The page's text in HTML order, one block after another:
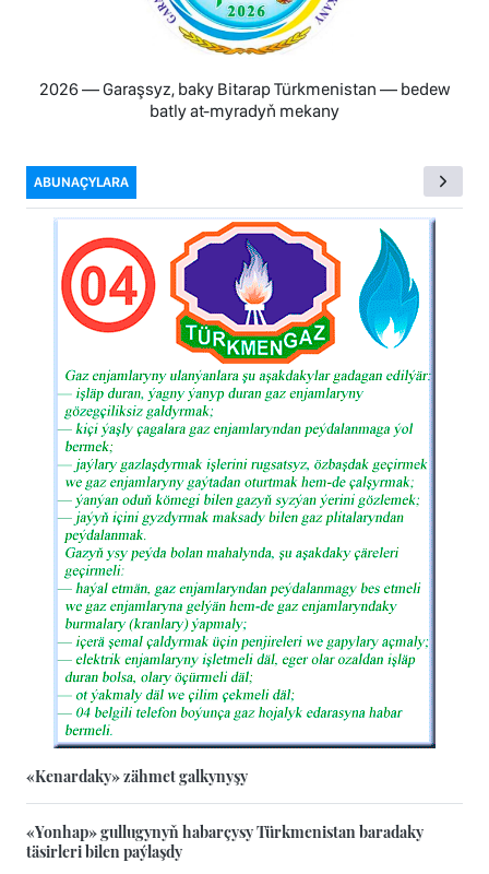
2026 — Garaşsyz, baky Bitarap Türkmenistan — bedew
batly at-myradyň mekany
ABUNAÇYLARA
«Kenardaky» zähmet galkynyşy
«Yonhap» gullugynyň habarçysy Türkmenistan baradaky
täsirleri bilen paýlaşdy